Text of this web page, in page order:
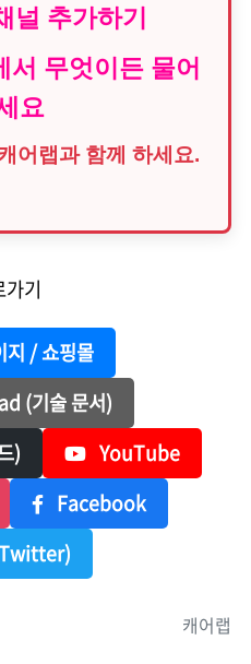
널 추가하기
서 무엇이든 물어
요
어랩과 함께 하세요.
기
지 / 쇼핑몰
(기술 문서)
)
YouTube
Facebook
캐어랩